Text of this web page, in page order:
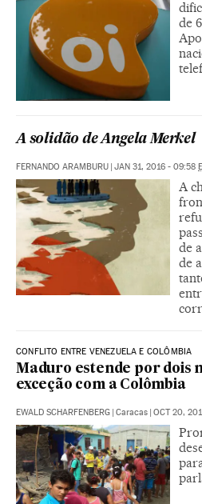
de
A solidão de Angela Merkel
FERNANDO ARAMBURU | JAN 31, 2016 - 09:58
A
de
de
CONFLITO ENTRE VENEZUELA E COLÔMBIA
Maduro estende por dois
exceção com a Colômbia
EWALD SCHARFENBERG | Caracas | OCT 20,